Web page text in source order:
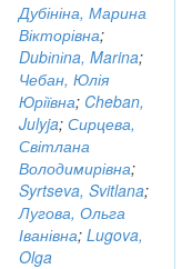
Дубініна, Марина
Вікторівна;
Dubіnіna, Marina;
Чебан, Юлія
Юріївна; Cheban,
Julyja; Сирцева,
Світлана
Володимирівна;
Syrtseva, Svitlana;
Лугова, Ольга
Іванівна; Lugova,
Olga